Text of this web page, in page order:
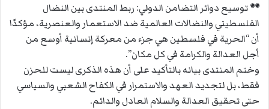
**توسيع دوائر التضامن الدولي: ربط المنتدى بين النضال
الفلسطيني والنضالات العالمية ضد الاستعمار والعنصرية، مؤكدًا
أن “الحرية في فلسطين هي جزء من معركة إنسانية أوسع من
أجل العدالة والكرامة في كل مكان”.
وختم المنتدى بيانه بالتأكيد على أن هذه الذكرى ليست للحزن
فقط، بل لتجديد العهد والاستمرار في الكفاح الشعبي والسياسي
حتى تحقيق العدالة والسلام العادل والدائم.